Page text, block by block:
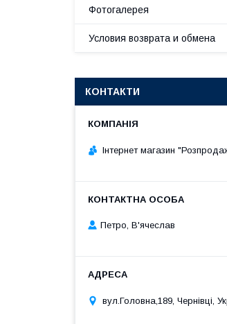
Фотогалерея
Условия возврата и обмена
КОНТАКТИ
Інтернет магазин
Петро, В'ячеслав
вул.Головна,189, Чернівці,